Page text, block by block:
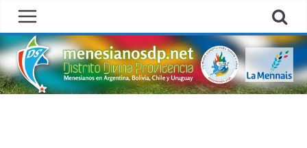
Skip
content